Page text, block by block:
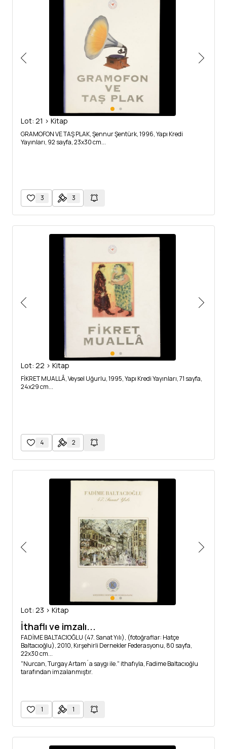
Lot: 21 > Kitap
GRAMOFON VE TAŞ PLAK, Şennur Şentürk, 1996, Yapı Kredi
Yayınları, 92 sayfa, 23x30 cm...
3 3
Lot: 22 > Kitap
FİKRET MUALLÂ, Veysel Uğurlu, 1995, Yapı Kredi Yayınları, 71 sayfa,
24x29 cm...
4 2
Lot: 23 > Kitap
İthaflı ve imzalı...
FADİME BALTACIOĞLU (47. Sanat Yılı), (fotoğraflar: Hatçe
Baltacıoğlu), 2010, Kırşehirli Dernekler Federasyonu, 80 sayfa,
22x30 cm...
"Nurcan, Turgay Artam´a saygı ile." ithafıyla, Fadime Baltacıoğlu
tarafından imzalanmıştır.
1 1